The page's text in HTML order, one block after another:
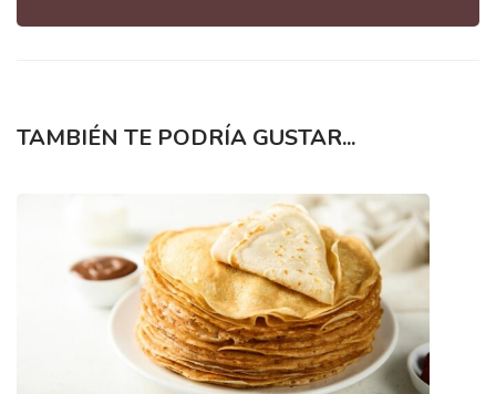
TAMBIÉN TE PODRÍA GUSTAR...